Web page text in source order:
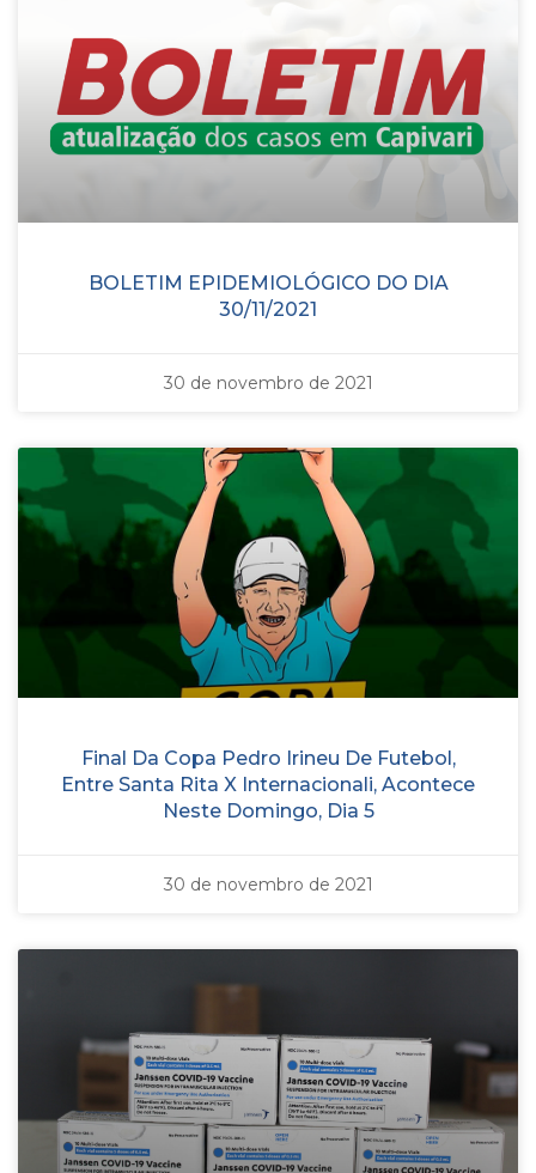
BOLETIM EPIDEMIOLÓGICO DO DIA
30/11/2021
30 de novembro de 2021
Final Da Copa Pedro Irineu De Futebol,
Entre Santa Rita X Internacionali, Acontece
Neste Domingo, Dia 5
30 de novembro de 2021